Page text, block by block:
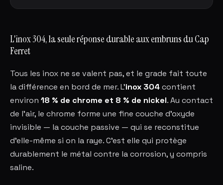
L'inox 304, la seule réponse durable aux embruns du Cap
Ferret
Tous les inox ne se valent pas, et le grade fait toute
la différence en bord de mer. L'inox 304contient
environ 18 % de chrome et 8 % de nickel. Au contact
de l'air, le chrome forme une fine couche d'oxyde
invisible — la couche passive — qui se reconstitue
d'elle-même si on la raye. C'est elle qui protège
durablement le métal contre la corrosion, y compris
saline.